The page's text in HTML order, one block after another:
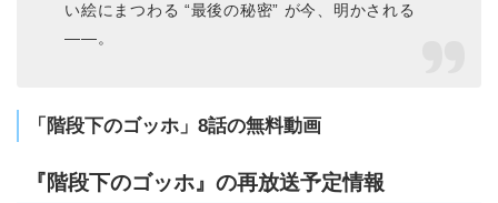
い絵にまつわる “最後の秘密” が今、明かされる
――。
「階段下のゴッホ」8話の無料動画
『階段下のゴッホ』の再放送予定情報